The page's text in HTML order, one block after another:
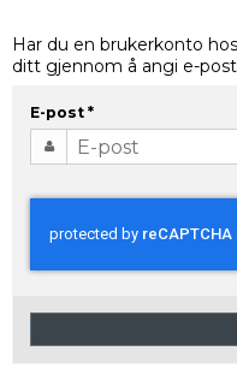
Har du en brukerkonto
ditt gjennom å angi e-
E-post *